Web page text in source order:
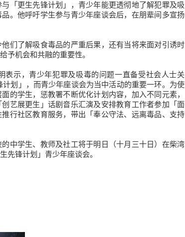
「更生先锋计划」，青少年能更透彻地了解犯罪及吸
。他呼吁学生参与青少年座谈会后，在朋辈间多宣扬
了解吸食毒品的严重后果，还有当将来面对引诱时
予机会和共融的重要性。
示，青少年犯罪及吸毒的问题一直备受社会人士关
划」，而青少年座谈会为当中活动的重要一环。为使
的学生，惩教署不断优化计划内容，加入不同元素，
艺展更生」话剧音乐汇演及安排教育工作者参加「面
行社区教育服务，带出「奉公守法、远离毒品、支持
学生、教师及社工将于明日（十月三十日）在柴湾
先锋计划」青少年座谈会。